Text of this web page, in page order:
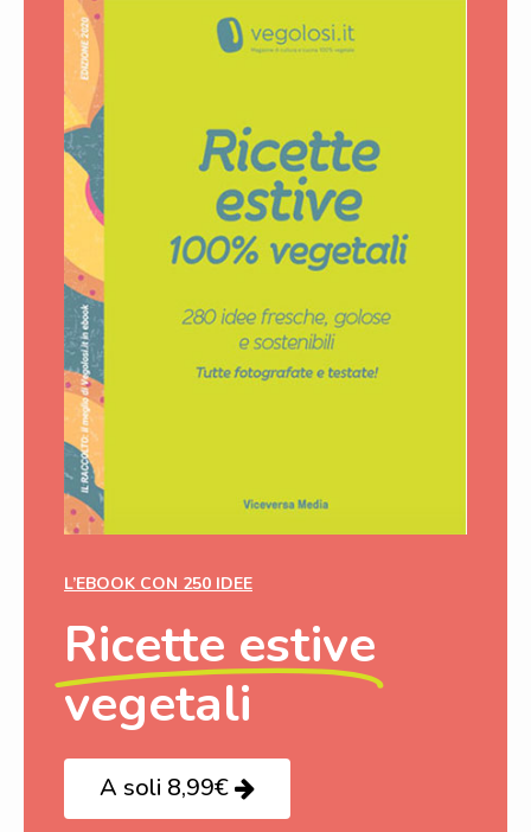
L’EBOOK CON 250 IDEE
Ricette estive
vegetali
A soli 8,99€